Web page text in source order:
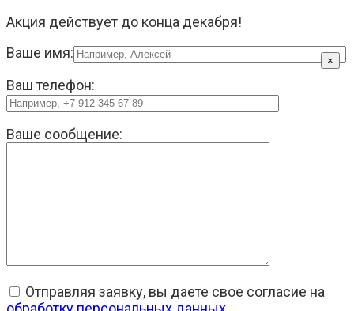
Акция действует до конца декабря!
×
Ваше имя:
Ваш телефон:
Ваше сообщение:
Отправляя заявку, вы даете свое согласие на